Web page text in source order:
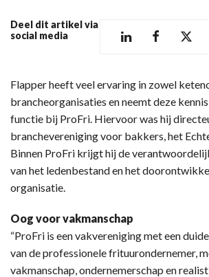
Deel dit artikel via
social media
Flapper heeft veel ervaring in zowel
brancheorganisaties en neemt deze
functie bij ProFri. Hiervoor was hij
branchevereniging voor bakkers, het
Binnen ProFri krijgt hij de
van het ledenbestand en het
organisatie.
Oog voor vakmanschap
“ProFri is een vakvereniging met een
van de professionele frituurondernemer,
vakmanschap, ondernemerschap en